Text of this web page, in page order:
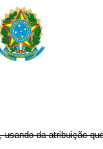
, usando da atribuição